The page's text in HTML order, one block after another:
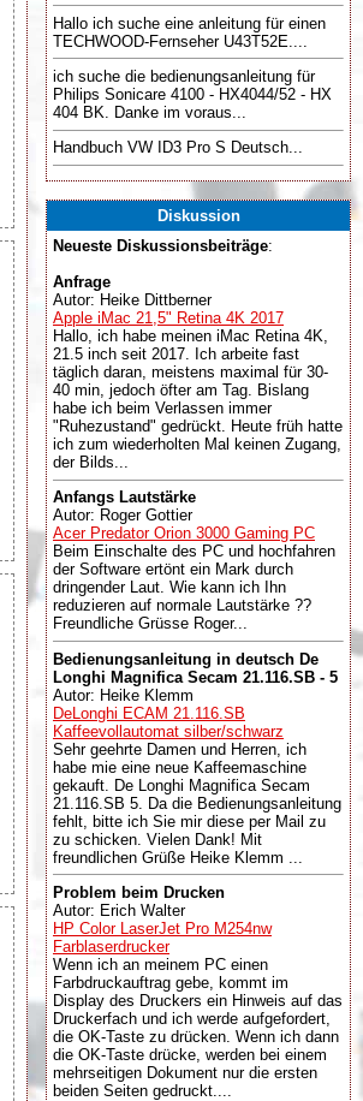
Hallo ich suche eine anleitung für einen
TECHWOOD-Fernseher U43T52E....
ich suche die bedienungsanleitung für
Philips Sonicare 4100 - HX4044/52 - HX
404 BK. Danke im voraus...
Handbuch VW ID3 Pro S Deutsch...
Diskussion
Neueste Diskussionsbeiträge:
Anfrage
Autor: Heike Dittberner
Apple iMac 21,5" Retina 4K 2017
Hallo, ich habe meinen iMac Retina 4K,
21.5 inch seit 2017. Ich arbeite fast
täglich daran, meistens maximal für 30-
40 min, jedoch öfter am Tag. Bislang
habe ich beim Verlassen immer
"Ruhezustand" gedrückt. Heute früh hatte
ich zum wiederholten Mal keinen Zugang,
der Bilds...
Anfangs Lautstärke
Autor: Roger Gottier
Acer Predator Orion 3000 Gaming PC
Beim Einschalte des PC und hochfahren
der Software ertönt ein Mark durch
dringender Laut. Wie kann ich Ihn
reduzieren auf normale Lautstärke ??
Freundliche Grüsse Roger...
Bedienungsanleitung in deutsch De
Longhi Magnifica Secam 21.116.SB - 5
Autor: Heike Klemm
DeLonghi ECAM 21.116.SB
Kaffeevollautomat silber/schwarz
Sehr geehrte Damen und Herren, ich
habe mie eine neue Kaffeemaschine
gekauft. De Longhi Magnifica Secam
21.116.SB 5. Da die Bedienungsanleitung
fehlt, bitte ich Sie mir diese per Mail zu
zu schicken. Vielen Dank! Mit
freundlichen Grüße Heike Klemm ...
Problem beim Drucken
Autor: Erich Walter
HP Color LaserJet Pro M254nw
Farblaserdrucker
Wenn ich an meinem PC einen
Farbdruckauftrag gebe, kommt im
Display des Druckers ein Hinweis auf das
Druckerfach und ich werde aufgefordert,
die OK-Taste zu drücken. Wenn ich dann
die OK-Taste drücke, werden bei einem
mehrseitigen Dokument nur die ersten
beiden Seiten gedruckt....